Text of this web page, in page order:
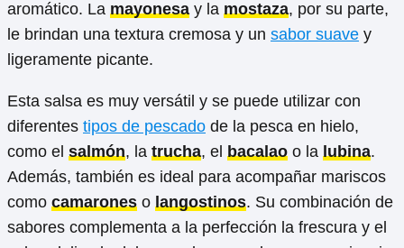
aromático. La mayonesa y la mostaza, por su parte,
le brindan una textura cremosa y un sabor suave y
ligeramente picante.
Esta salsa es muy versátil y se puede utilizar con
diferentes tipos de pescado de la pesca en hielo,
como el salmón, la trucha, el bacalao o la lubina.
Además, también es ideal para acompañar mariscos
como camarones o langostinos. Su combinación de
sabores complementa a la perfección la frescura y el